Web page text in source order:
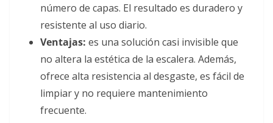
número de capas. El resultado es duradero y
resistente al uso diario.
Ventajas: es una solución casi invisible que
no altera la estética de la escalera. Además,
ofrece alta resistencia al desgaste, es fácil de
limpiar y no requiere mantenimiento
frecuente.